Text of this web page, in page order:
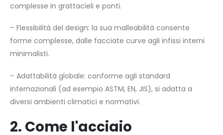
complesse in grattacieli e ponti.
– Flessibilità del design: la sua malleabilità consente
forme complesse, dalle facciate curve agli infissi interni
minimalisti.
– Adattabilità globale: conforme agli standard
internazionali (ad esempio ASTM, EN, JIS), si adatta a
diversi ambienti climatici e normativi.
2. Come l'acciaio